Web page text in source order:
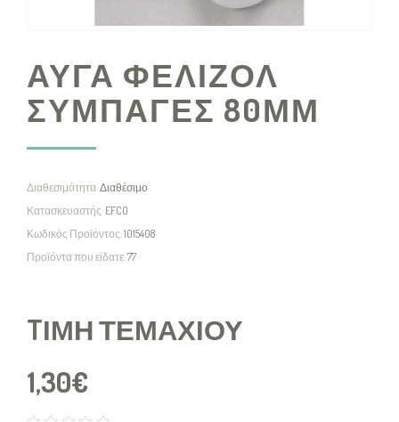
ΑΥΓΑ ΦΕΛΙΖΟΛ
ΣΥΜΠΑΓΕΣ 80ΜΜ
Διαθεσιμότητα:Διαθέσιμο
Κατασκευαστής: EFCO
Κωδικός Προϊόντος:1015408
Προϊόντα που είδατε:77
TΙΜΉ ΤΕΜΑΧΊΟΥ
1,30€